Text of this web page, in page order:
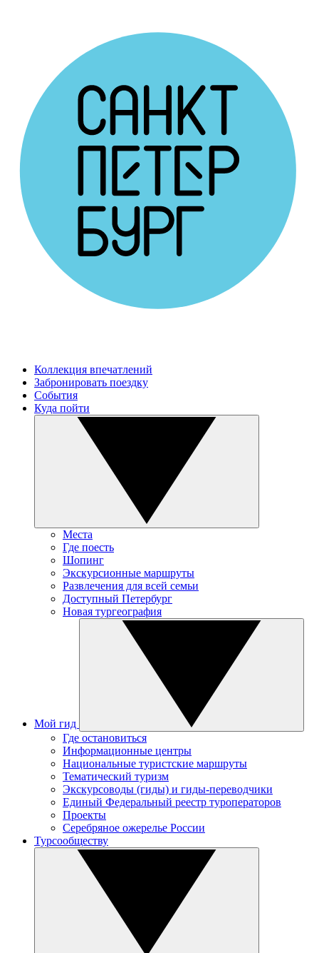
Коллекция впечатлений
Забронировать поездку
События
Куда пойти
Места
Где поесть
Шопинг
Экскурсионные маршруты
Развлечения для всей семьи
Доступный Петербург
Новая тургеография
Мой гид
Где остановиться
Информационные центры
Национальные туристские маршруты
Тематический туризм
Экскурсоводы (гиды) и гиды-переводчики
Единый Федеральный реестр туроператоров
Проекты
Серебряное ожерелье России
Турсообществу